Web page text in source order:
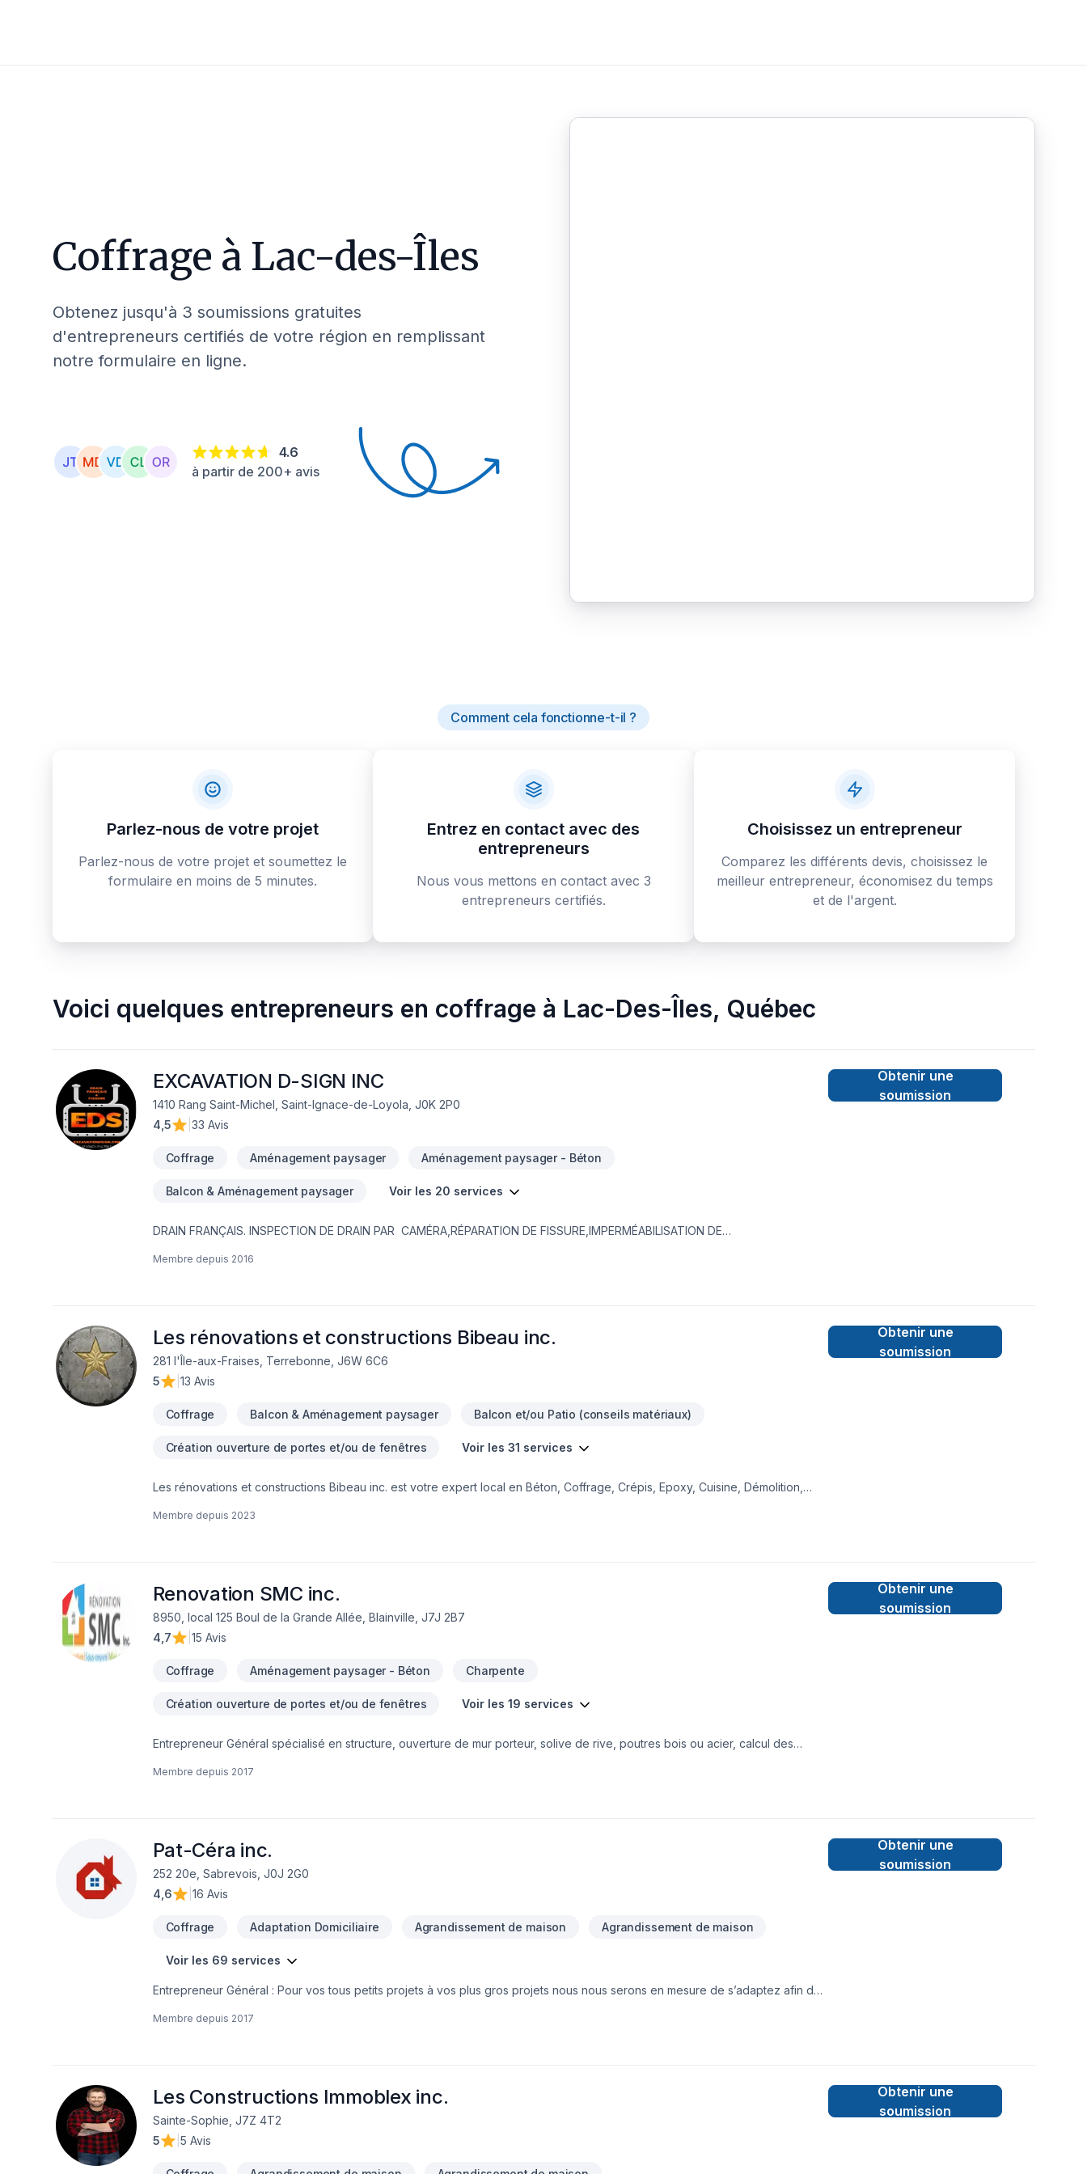
Coffrage à Lac-des-Îles
Obtenez jusqu'à 3 soumissions gratuites
d'entrepreneurs certifiés de votre région en remplissant
notre formulaire en ligne.
4.6
à partir de 200+ avis
Comment cela fonctionne-t-il ?
Parlez-nous de votre projet
Parlez-nous de votre projet et soumettez le
formulaire en moins de 5 minutes.
Entrez en contact avec des
entrepreneurs
Nous vous mettons en contact avec 3
entrepreneurs certifiés.
Choisissez un entrepreneur
Comparez les différents devis, choisissez le
meilleur entrepreneur, économisez du temps
et de l'argent.
Voici quelques entrepreneurs en coffrage à Lac-Des-Îles, Québec
EXCAVATION D-SIGN INC
1410 Rang Saint-Michel, Saint-Ignace-de-Loyola, J0K 2P0
4,5
33 Avis
Coffrage Aménagement paysager Aménagement paysager - Béton
Balcon & Aménagement paysager Voir les 20 services
DRAIN FRANÇAIS. INSPECTION DE DRAIN PAR CAMÉRA,RÉPARATION DE FISSURE,IMPERMÉABILISATION DE
EAU NOUVEAU SERVICE EN 2023 ; INSTALLATION SEPTIQUE ;BIONEST ÉCOFLO ENVIRO-SEPTIQUE NOUVEAU SERVICE EN
Membre depuis 2016
Obtenir une
soumission
Les rénovations et constructions Bibeau inc.
281 l'Île-aux-Fraises, Terrebonne, J6W 6C6
5
13 Avis
Coffrage Balcon & Aménagement paysager Balcon et/ou Patio (conseils matériaux)
Création ouverture de portes et/ou de fenêtres Voir les 31 services
Les rénovations et constructions Bibeau inc. est votre expert local en Béton, Coffrage, Crépis, Epoxy, Cuisine, Démolition,
Salle de bain, Sous-sol dans les secteurs de Centre du Québec,Lanaudière,Laurentides,Laval,Mauricie,Montérégie,Montréal,
Membre depuis 2023
Obtenir une
soumission
Renovation SMC inc.
8950, local 125 Boul de la Grande Allée, Blainville, J7J 2B7
4,7
15 Avis
Coffrage Aménagement paysager - Béton Charpente
Création ouverture de portes et/ou de fenêtres Voir les 19 services
Entrepreneur Général spécialisé en structure, ouverture de mur porteur, solive de rive, poutres bois ou acier, calcul des
Membre depuis 2017
Obtenir une
soumission
Pat-Céra inc.
252 20e, Sabrevois, J0J 2G0
4,6
16 Avis
Coffrage Adaptation Domiciliaire Agrandissement de maison Agrandissement de maison
Voir les 69 services
Entrepreneur Général : Pour vos tous petits projets à vos plus gros projets nous nous serons en mesure de s’adaptez afin de
Membre depuis 2017
Obtenir une
soumission
Les Constructions Immoblex inc.
Sainte-Sophie, J7Z 4T2
5
5 Avis
Obtenir une
soumission